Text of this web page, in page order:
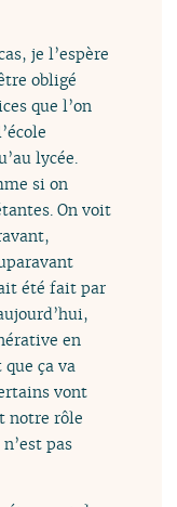
je l’espère
obligé
que l’on
lycée.
si on
On voit
été fait par
en
ça va
vont
notre rôle
pas